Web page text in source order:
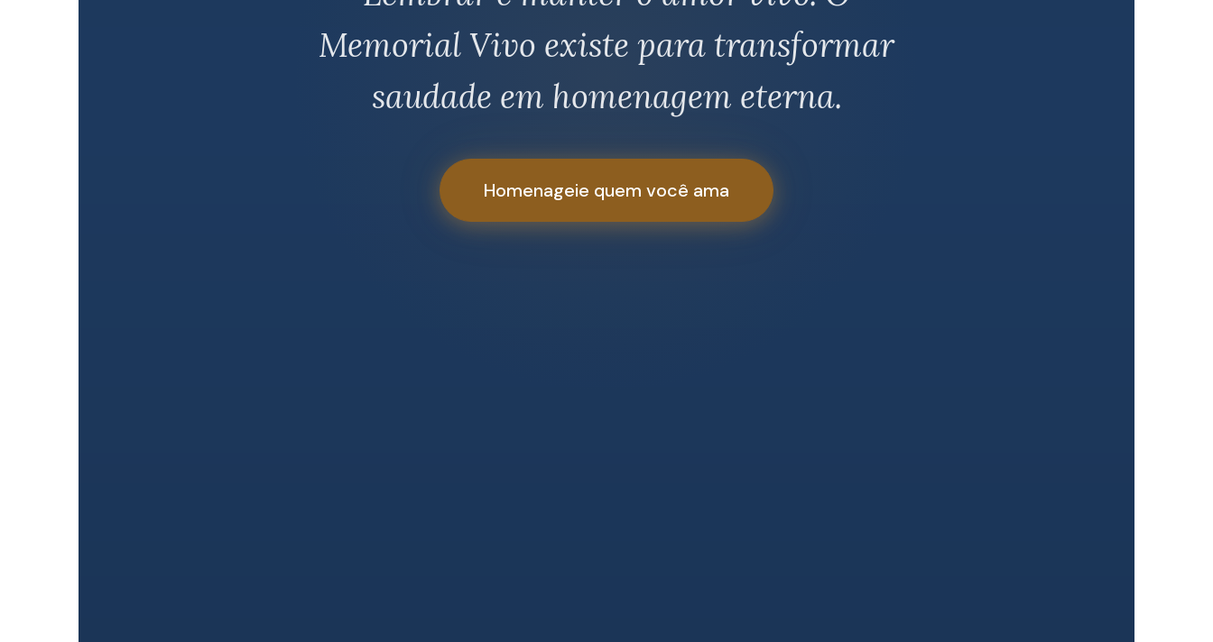
Memorial Vivo existe para transformar
saudade em homenagem eterna.
Homenageie quem você ama